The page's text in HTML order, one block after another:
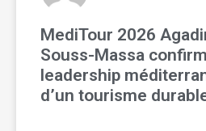
MediTour 2026
Souss-Massa
leadership
d’un tourisme